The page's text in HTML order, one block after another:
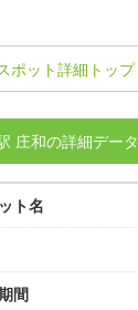
ポット詳細 トップ
庄和の詳細データ
ト名
間